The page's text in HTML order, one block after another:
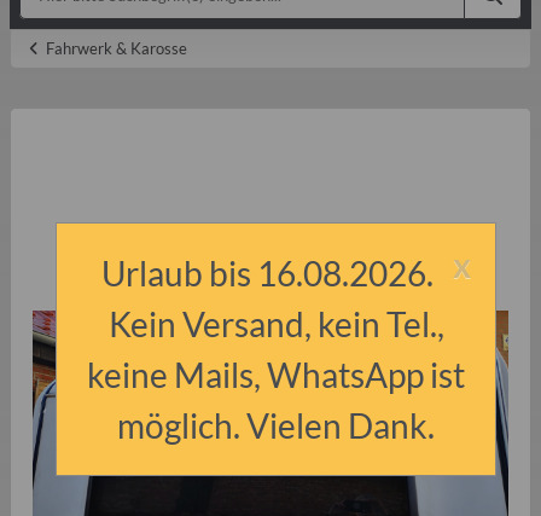
Fahrwerk & Karosse
x
Urlaub bis 16.08.2026.
Kein Versand, kein Tel.,
keine Mails, WhatsApp ist
möglich. Vielen Dank.